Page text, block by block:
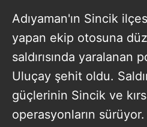
Adıyaman'ın Sincik
yapan ekip otosuna
saldırısında yaralanan
Uluçay şehit oldu.
güçlerinin Sincik ve
operasyonların sürüyor.